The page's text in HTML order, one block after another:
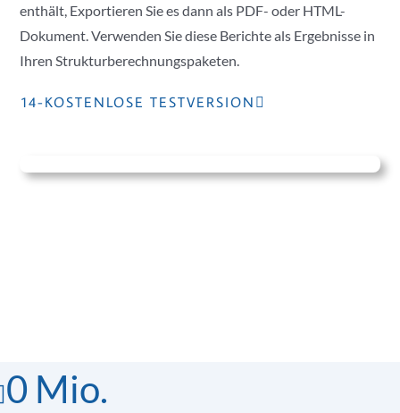
enthält, Exportieren Sie es dann als PDF- oder HTML-
Dokument. Verwenden Sie diese Berichte als Ergebnisse in
Ihren Strukturberechnungspaketen.
14-KOSTENLOSE TESTVERSION
0 Mio.